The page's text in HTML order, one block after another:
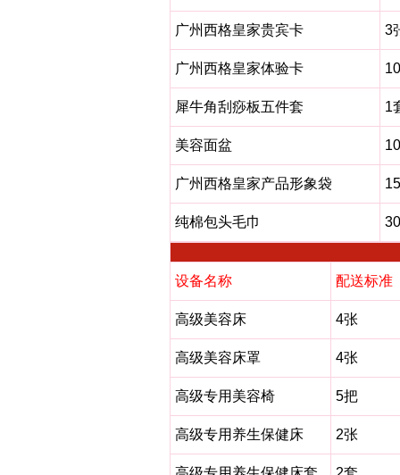
广州西格皇家贵宾卡 3
广州西格皇家体验卡
犀牛角刮痧板五件套 1
美容面盆
广州西格皇家产品形象袋
纯棉包头毛巾
设备名称 配送标准
高级美容床 4张
高级美容床罩 4张
高级专用美容椅 5把
高级专用养生保健床 2张